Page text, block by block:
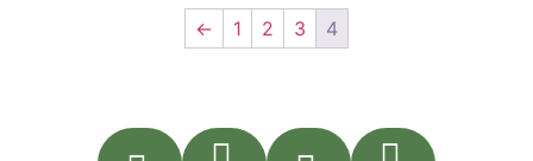
← 1 2 3 4